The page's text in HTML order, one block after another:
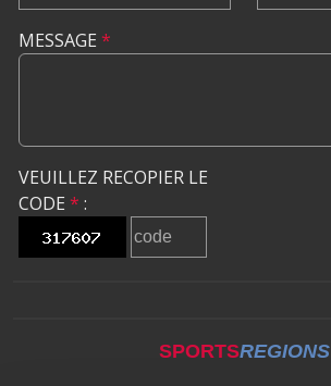
MESSAGE *
VEUILLEZ RECOPIER LE
CODE * :
SPORTSREGIONS